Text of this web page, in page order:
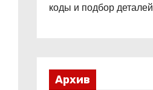
коды и подбор деталей
Архив